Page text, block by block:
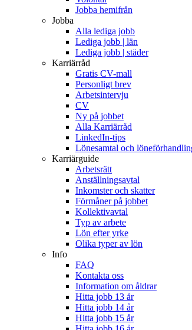
Jobba hemifrån
Jobba
Alla lediga jobb
Lediga jobb | län
Lediga jobb | städer
Karriärråd
Gratis CV-mall
Personligt brev
Arbetsintervju
CV
Ny på jobbet
Alla Karriärråd
LinkedIn-tips
Lönesamtal och
Karriärguide
Arbetsrätt
Anställningsavtal
Inkomster och skatter
Förmåner på jobbet
Kollektivavtal
Typ av arbete
Lön efter yrke
Olika typer av lön
Info
FAQ
Kontakta oss
Information om åldrar
Hitta jobb 13 år
Hitta jobb 14 år
Hitta jobb 15 år